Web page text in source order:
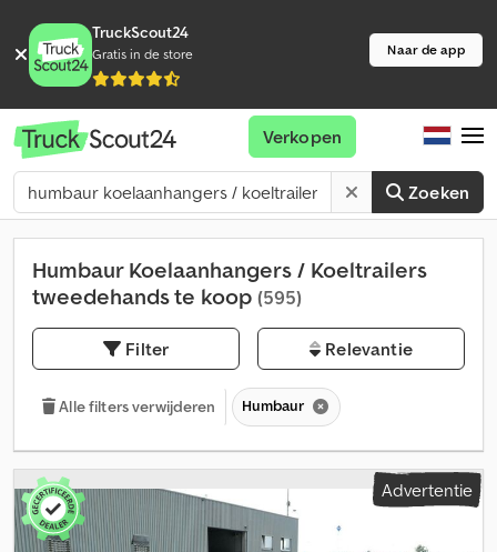
TruckScout24
Gratis in de store Naar de app
Zoeken
Verkopen
Humbaur Koelaanhangers / Koeltrailers
tweedehands te koop (595)
Filter Relevantie
Alle filters verwijderen Humbaur
Advertentie